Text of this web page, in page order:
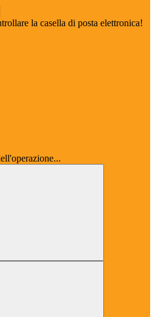
la casella di posta elettronica!